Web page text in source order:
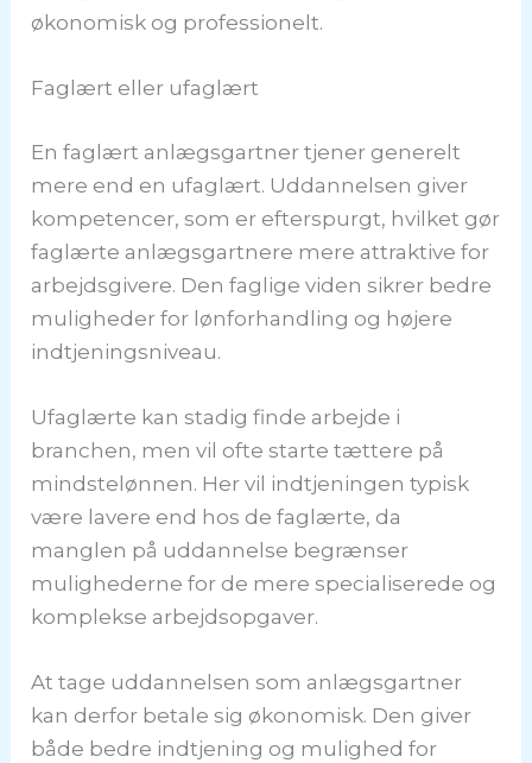
økonomisk og professionelt.
Faglært eller ufaglært
En faglært anlægsgartner tjener generelt
mere end en ufaglært. Uddannelsen giver
kompetencer, som er efterspurgt, hvilket gør
faglærte anlægsgartnere mere attraktive for
arbejdsgivere. Den faglige viden sikrer bedre
muligheder for lønforhandling og højere
indtjeningsniveau.
Ufaglærte kan stadig finde arbejde i
branchen, men vil ofte starte tættere på
mindstelønnen. Her vil indtjeningen typisk
være lavere end hos de faglærte, da
manglen på uddannelse begrænser
mulighederne for de mere specialiserede og
komplekse arbejdsopgaver.
At tage uddannelsen som anlægsgartner
kan derfor betale sig økonomisk. Den giver
både bedre indtjening og mulighed for